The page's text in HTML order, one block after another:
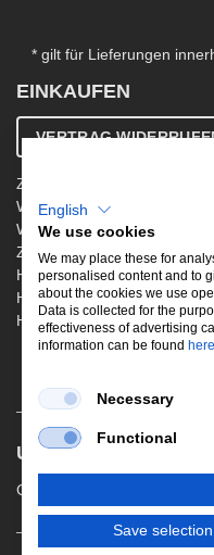
* gilt für Lieferungen
EINKAUFEN
VERTRAG
Zahlung & Versand
Widerrufsbelehrung
Warenkorb
Zur Kasse
Hinweis zur Altölentsorgung
Hinweis zur
Händler werden
UNSERE
Gewindefahrwerke
English
We use cookies
We may place these for
personalised content and to
about the cookies we use
Data is collected for the
effectiveness of advertising
information can be found here
Necessary
Functional
Save selection